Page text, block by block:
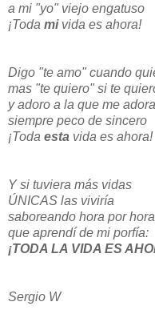
a mi "yo" viejo engatuso
¡Toda mi vida es ahora!
Digo "te amo" cuando
mas "te quiero" si te
y adoro a la que me adora
siempre peco de sincero
¡Toda esta vida es ahora!
Y si tuviera más vidas
ÚNICAS las viviría
saboreando hora por hora
que aprendí de mi porfía:
¡TODA LA VIDA ES
Sergio W